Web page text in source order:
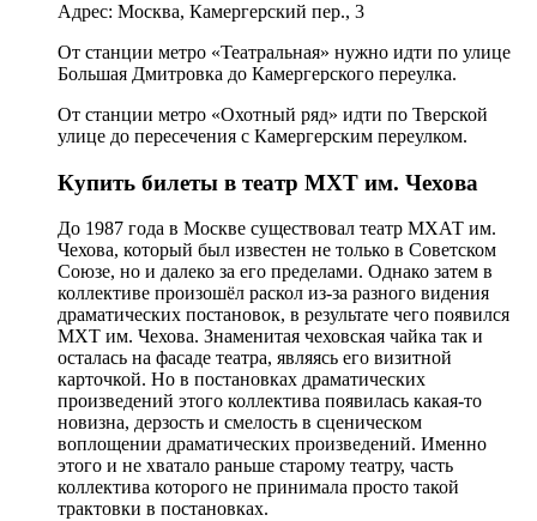
Адрес: Москва, Камергерский пер., 3
От станции метро «Театральная» нужно идти по улице
Большая Дмитровка до Камергерского переулка.
От станции метро «Охотный ряд» идти по Тверской
улице до пересечения с Камергерским переулком.
Купить билеты в театр МХТ им. Чехова
До 1987 года в Москве существовал театр МХАТ им.
Чехова, который был известен не только в Советском
Союзе, но и далеко за его пределами. Однако затем в
коллективе произошёл раскол из-за разного видения
драматических постановок, в результате чего появился
МХТ им. Чехова. Знаменитая чеховская чайка так и
осталась на фасаде театра, являясь его визитной
карточкой. Но в постановках драматических
произведений этого коллектива появилась какая-то
новизна, дерзость и смелость в сценическом
воплощении драматических произведений. Именно
этого и не хватало раньше старому театру, часть
коллектива которого не принимала просто такой
трактовки в постановках.